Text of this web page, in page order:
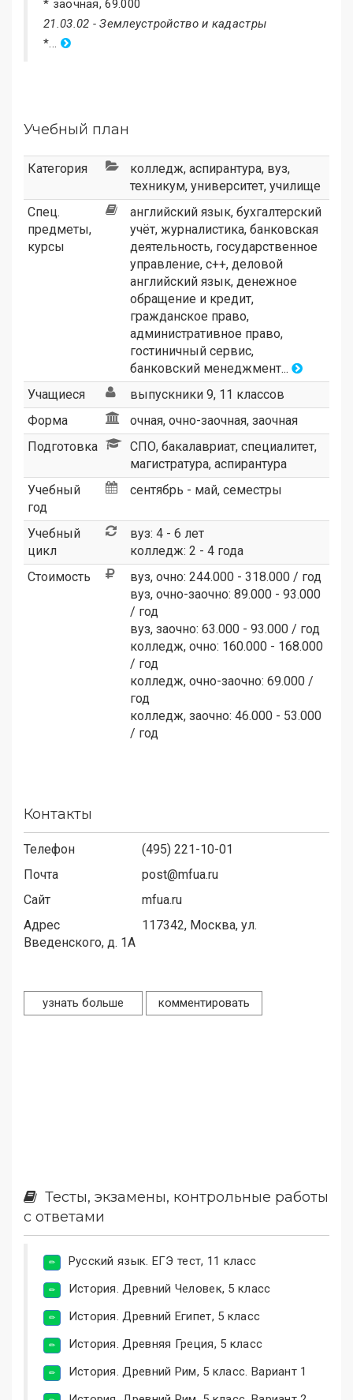
* заочная, 69.000
21.03.02 - Землеустройство и кадастры
*...
Учебный план
Категория колледж, аспирантура, вуз,
техникум, университет, училище
Спец.
предметы,
курсы
английский язык, бухгалтерский
учёт, журналистика, банковская
деятельность, государственное
управление, c++, деловой
английский язык, денежное
обращение и кредит,
гражданское право,
административное право,
гостиничный сервис,
банковский менеджмент...
Учащиеся
выпускники 9, 11 классов
Форма
очная, очно-заочная, заочная
Подготовка
СПО, бакалавриат, специалитет,
магистратура, аспирантура
Учебный
год
сентябрь - май, семестры
Учебный
цикл
вуз: 4 - 6 лет
колледж: 2 - 4 года
Стоимость
вуз, очно: 244.000 - 318.000 / год
вуз, очно-заочно: 89.000 - 93.000
/ год
вуз, заочно: 63.000 - 93.000 / год
колледж, очно: 160.000 - 168.000
/ год
колледж, очно-заочно: 69.000 /
год
колледж, заочно: 46.000 - 53.000
/ год
Контакты
Телефон
(495) 221-10-01
Почта
post@mfua.ru
Сайт
mfua.ru
Адрес
117342, Москва, ул.
Введенского, д. 1А
узнать больше комментировать
Тесты, экзамены, контрольные работы
с ответами
Русский язык. ЕГЭ тест, 11 класс
История. Древний Человек, 5 класс
История. Древний Египет, 5 класс
История. Древняя Греция, 5 класс
История. Древний Рим, 5 класс. Вариант 1